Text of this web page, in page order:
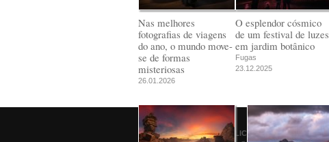
Nas melhores
fotografias de viagens
do ano, o mundo move-
se de formas
misteriosas
26.01.2026
O esplendor cósmico
de um festival de luzes
em jardim botânico
Fugas
23.12.2025
© 2026PÚBLICO